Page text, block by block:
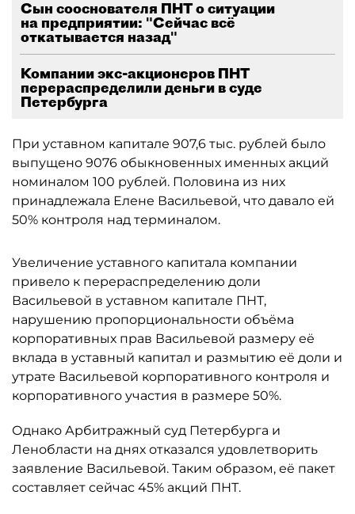
Сын сооснователя ПНТ о ситуации
на предприятии: "Сейчас всё
откатывается назад"
Компании экс-акционеров ПНТ
перераспределили деньги в суде
Петербурга
При уставном капитале 907,6 тыс. рублей было
выпущено 9076 обыкновенных именных акций
номиналом 100 рублей. Половина из них
принадлежала Елене Васильевой, что давало ей
50% контроля над терминалом.
Увеличение уставного капитала компании
привело к перераспределению доли
Васильевой в уставном капитале ПНТ,
нарушению пропорциональности объёма
корпоративных прав Васильевой размеру её
вклада в уставный капитал и размытию её доли и
утрате Васильевой корпоративного контроля и
корпоративного участия в размере 50%.
Однако Арбитражный суд Петербурга и
Ленобласти на днях отказался удовлетворить
заявление Васильевой. Таким образом, её пакет
составляет сейчас 45% акций ПНТ.